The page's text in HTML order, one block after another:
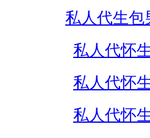
私人代生包
私人代怀
私人代怀
私人代怀